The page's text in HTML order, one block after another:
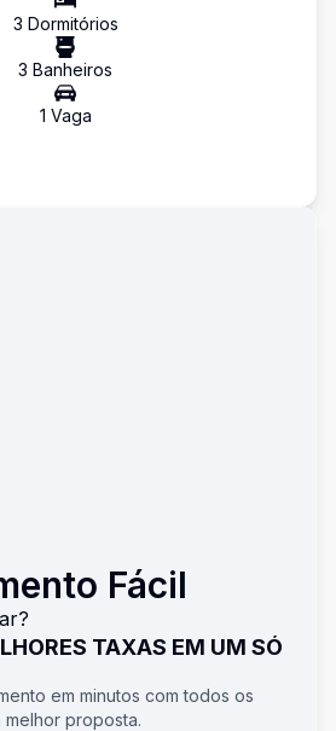
3 Dormitórios
3 Banheiros
1 Vaga
Fácil
TAXAS EM UM SÓ
em minutos com todos os
proposta.